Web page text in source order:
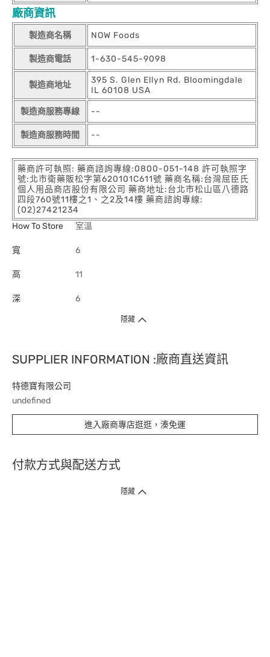
廠商資訊
製造商名稱 NOW Foods
製造商電話 1-630-545-9098
製造商地址
395 S. Glen Ellyn Rd. Bloomingdale
IL 60108 USA
製造商服務專線 --
製造商服務時間 --
藥商許可執照: 藥商諮詢專線:0800-051-148 許可執照字
號:北市衛藥販松字第620101C611號 藥商名稱:台灣屈臣氏
個人用品商店股份有限公司 藥商地址:台北市松山區八德路
四段760號11樓之1、之2及14樓 藥商諮詢專線:
(02)27421234
How To Store
室溫
寬 6
高 11
深 6
隱藏
SUPPLIER INFORMATION :廠商直送資訊
特德寶有限公司
undefined
進入廠商專店逛逛，湊免運
付款方式與配送方式
隱藏